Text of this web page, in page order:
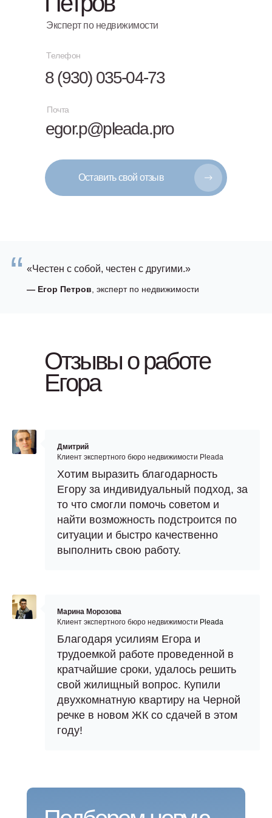
Эксперт по недвижимости
Телефон
8 (930) 035-04-73
Почта
egor.p@pleada.pro
Оставить свой отзыв
“ «Честен с собой, честен с другими.»
— Егор Петров , эксперт по недвижимости
Отзывы о работе
Егора
Дмитрий
Клиент экспертного бюро недвижимости Pleada
Хотим выразить благодарность
Егору за индивидуальный подход, за
то что смогли помочь советом и
найти возможность подстроится по
ситуации и быстро качественно
выполнить свою работу.
Марина Морозова
Клиент экспертного бюро недвижимости Pleada
Благодаря усилиям Егора и
трудоемкой работе проведенной в
кратчайшие сроки, удалось решить
свой жилищный вопрос. Купили
двухкомнатную квартиру на Черной
речке в новом ЖК со сдачей в этом
году!
Преимущества
Контакты
191024, г. Санкт-
Петербург,
Звенигородская,